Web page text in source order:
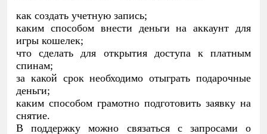
как создать учетную запись;
каким способом внести деньги на аккаунт для
игры кошелек;
что сделать для открытия доступа к платным
спинам;
за какой срок необходимо отыграть подарочные
деньги;
каким способом грамотно подготовить заявку на
снятие.
В поддержку можно связаться с запросами о